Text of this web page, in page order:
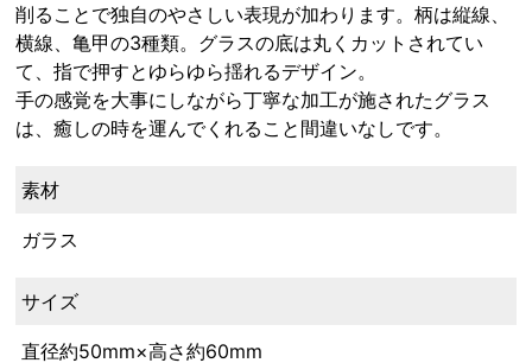
削ることで独自のやさしい表現が加わります。柄は縦線、
横線、亀甲の3種類。グラスの底は丸くカットされてい
て、指で押すとゆらゆら揺れるデザイン。
手の感覚を大事にしながら丁寧な加工が施されたグラス
は、癒しの時を運んでくれること間違いなしです。
素材
ガラス
サイズ
直径約50mm×高さ約60mm